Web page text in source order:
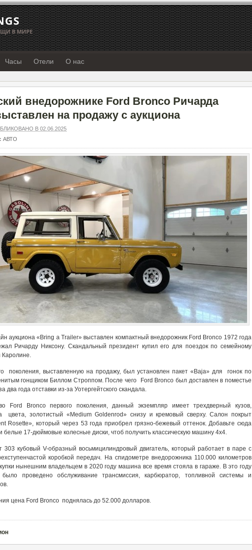
В МИРЕ
Часы Отели О нас
внедорожнике Ford Bronco Ричарда
на продажу с аукциона
В 02.06.2025
АВТО
аукциона «Bring a Trailer» выставлен компактный внедорожник Ford Bronco 1972 года
Ричарду Никсону. Скандальный президент купил его для поездок по семейному
поколения, выставленную на продажу, был установлен пакет «Baja» для гонок по
гонщиком Биллом Строппом. После чего Ford Bronco был доставлен в поместье
два года отставки из-за Уотергейтского скандала.
Ford Bronco первого поколения, данный экземпляр имеет трехдверный кузов,
цвета, золотистый «Medium Goldenrod» снизу и кремовый сверху. Салон покрыт
Rosette», который через 53 года приобрел грязно-бежевый оттенок. Добавьте сюда
белые 17-дюймовые колесные диски, чтоб получить классическую машину 4х4.
303 кубовый V-образный восьмицилиндровый двигатель, который работает в паре с
коробкой передач. На спидометре внедорожника 110.000 километров
нынешним владельцем в 2020 году машина все время стояла в гараже. В это году
проведено обслуживание трансмиссия, карбюратор, топливной системы и
цена Ford Bronco поднялась до 52.000 долларов.